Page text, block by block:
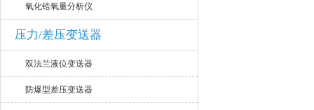
氧化锆氧量分析仪
压力/差压变送器
双法兰液位变送器
防爆型差压变送器